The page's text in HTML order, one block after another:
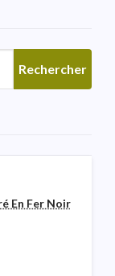
De
En Fer Noir